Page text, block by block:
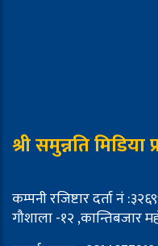
श्री समुन्नति मिडिया
कम्पनी रजिष्टार दर्ता नं
गौशाला -१२ ,कान्तिबजार